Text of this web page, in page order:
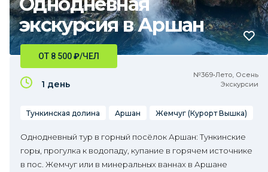
экскурсия в Аршан
№369•Лето, Осень
Экскурсии
ОТ 8 500₽/ЧЕЛ
1 день
Тункинская долина Аршан Жемчуг (Курорт Вышка)
Однодневный тур в горный посёлок Аршан: Тункинские
горы, прогулка к водопаду, купание в горячем источнике
в пос. Жемчуг или в минеральных ваннах в Аршане